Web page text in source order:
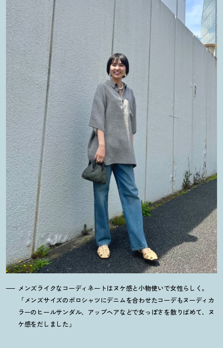
メンズライクなコーディネートはヌケ感と小物使いで女性らしく。
「メンズサイズのポロシャツにデニムを合わせたコーデもヌーディカ
ラーのヒールサンダル、アップヘアなどで女っぽさを散りばめて、ヌ
ケ感をだしました」